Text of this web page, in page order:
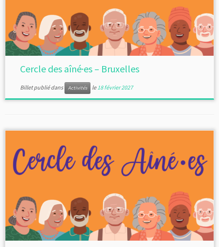
Cercle des aîné·es – Bruxelles
Billet publié dans Activités le 18 février 2027